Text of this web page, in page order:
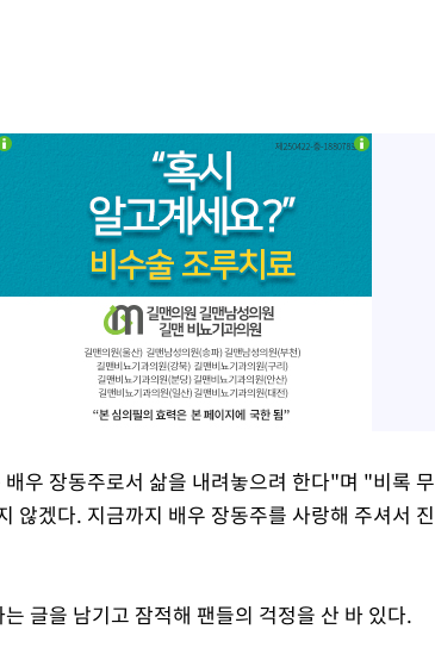
우 장동주로서 삶을 내려놓으려 한다"며 "비록 무
않겠다. 지금까지 배우 장동주를 사랑해 주셔서 진
글을 남기고 잠적해 팬들의 걱정을 산 바 있다.